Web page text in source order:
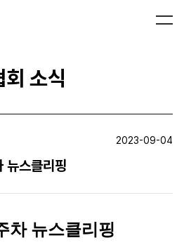
회 소식
2023-09-04
스클리핑
차 뉴스클리핑